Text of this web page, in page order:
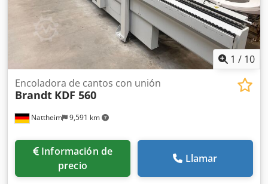
1 / 10
Nattheim 9,591 km
Encoladora de cantos con unión
Brandt KDF 560
Información de
precio
Llamar